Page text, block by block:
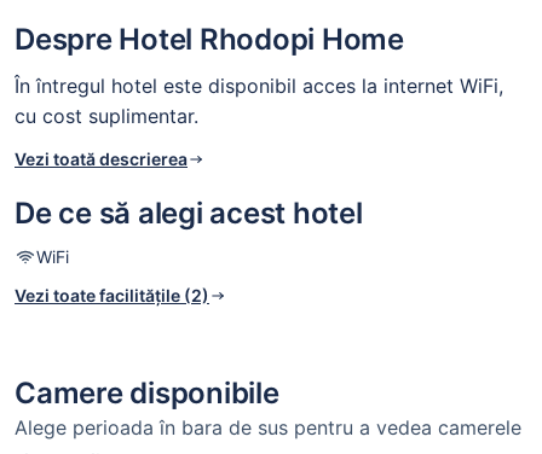
Despre Hotel Rhodopi Home
În întregul hotel este disponibil acces la internet WiFi,
cu cost suplimentar.
Vezi toată descrierea
De ce să alegi acest hotel
WiFi
Vezi toate facilitățile (2)
Camere disponibile
Alege perioada în bara de sus pentru a vedea camerele